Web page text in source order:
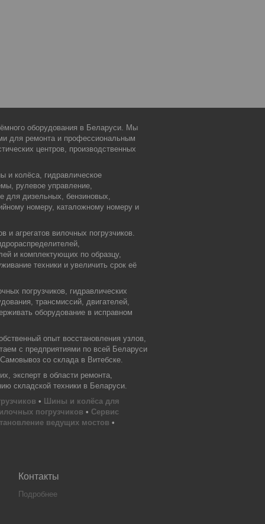
оборудования в Беларуси. Мы
для ремонта и профессиональным
центров, производственных
и колёса, гидравлическое
рулевое управление,
для дизельных, бензиновых,
номеру, каталожному номеру и
и агрегатов вилочных погрузчиков.
и комплектующих по образцу,
техники и увеличить срок её
погрузчиков, гидравлических
трансмиссий, двигателей,
оборудование в исправном
опыт восстановления узлов,
с предприятиями по всей Беларуси
со склада в Витебске.
эксперт в области ремонта,
складской техники в Беларуси.
• Шины и колёса для
погрузчиков • Сервис
ведущих мостов •
Контакты
Подробнее